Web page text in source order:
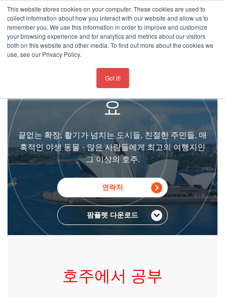
This website stores cookies on your computer. These cookies are used to
collect information about how you interact with our website and allow us to
remember you. We use this information in order to improve and customize
your browsing experience and for analytics and metrics about our visitors
both on this website and other media. To find out more about the cookies we
use, see our Privacy Policy.
Got it!
For the latest updates about our schools
호주에서 영어를 배우세
요
끝없는 확장, 활기가 넘치는 도시들, 친절한 주민들, 매
혹적인 야생 동물 - 많은 사람들에게 최고의 여행지​​인
그 이상의 호주.
연락처
팜플렛 다운로드
호주에서 공부